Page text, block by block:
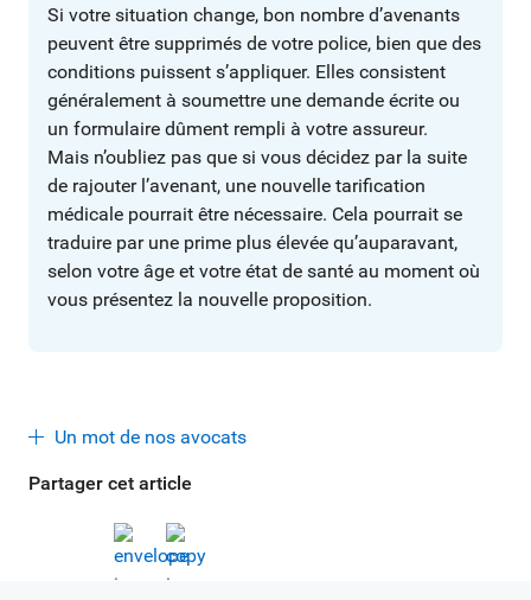
Partager cet article
Si votre situation change, bon nombre d’avenants
peuvent être supprimés de votre police, bien que des
conditions puissent s’appliquer. Elles consistent
généralement à soumettre une demande écrite ou
un formulaire dûment rempli à votre assureur.
Mais n’oubliez pas que si vous décidez par la suite
de rajouter l’avenant, une nouvelle tarification
médicale pourrait être nécessaire. Cela pourrait se
traduire par une prime plus élevée qu’auparavant,
selon votre âge et votre état de santé au moment où
vous présentez la nouvelle proposition.
Un mot de nos avocats